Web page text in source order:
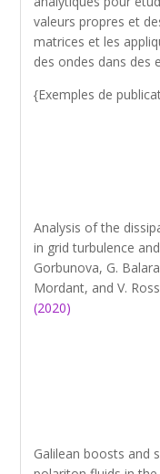
valeurs propres et
matrices et les
des ondes dans des
{Exemples de
Analysis of the
in grid turbulence
Gorbunova, G.
Mordant, and V.
(2020)
Galilean boosts and